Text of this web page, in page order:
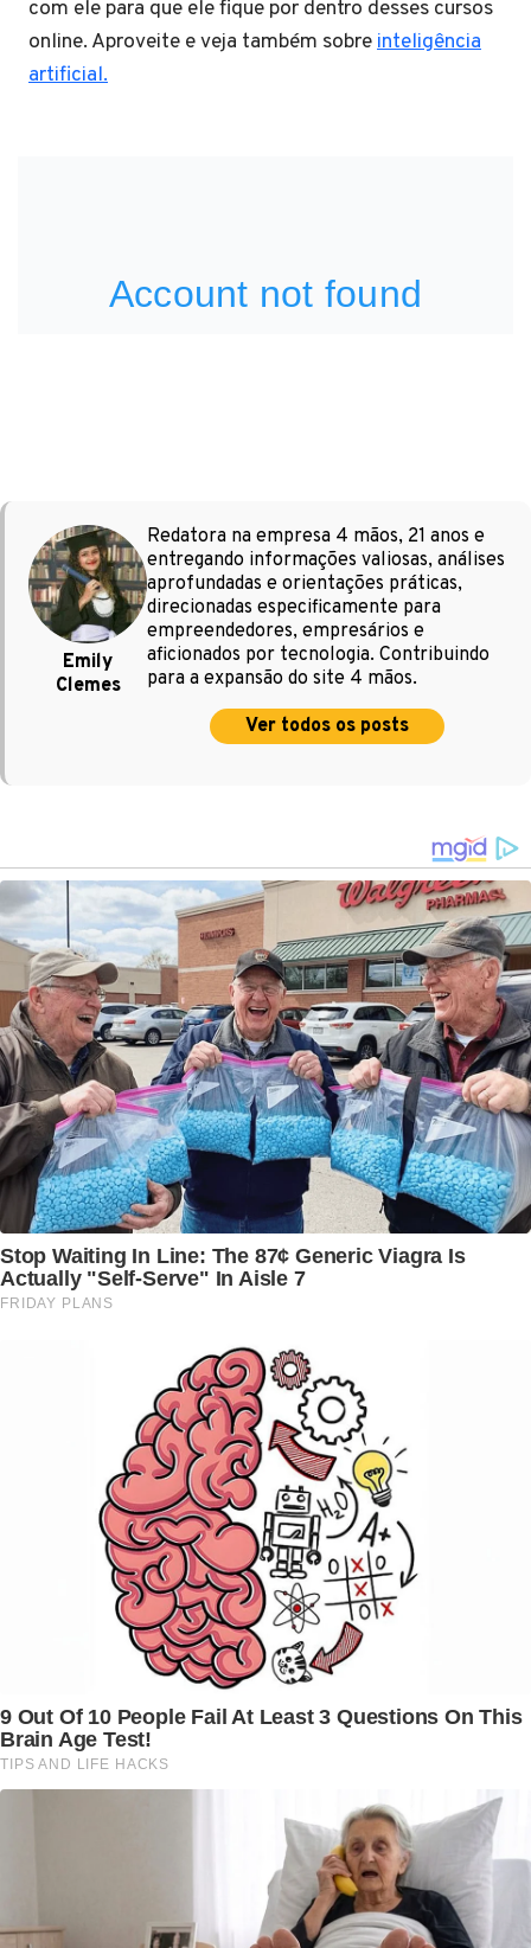
com ele para que ele fique por dentro desses cursos
online. Aproveite e veja também sobreinteligência
artificial.
Emily
Clemes
Redatora na empresa 4 mãos, 21 anos e
entregando informações valiosas, análises
aprofundadas e orientações práticas,
direcionadas especificamente para
empreendedores, empresários e
aficionados por tecnologia. Contribuindo
para a expansão do site 4 mãos.
Ver todos os posts